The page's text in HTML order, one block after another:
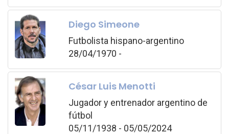
Diego Simeone
Futbolista hispano-argentino
28/04/1970 -
César Luis Menotti
Jugador y entrenador argentino de
fútbol
05/11/1938 - 05/05/2024